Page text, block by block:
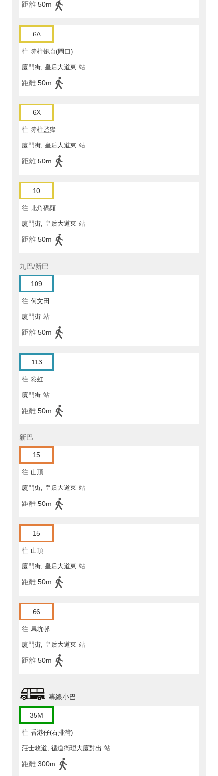
距離 50m
6A
往 赤柱炮台(閘口)
廈門街, 皇后大道東 站
距離 50m
6X
往 赤柱監獄
廈門街, 皇后大道東 站
距離 50m
10
往 北角碼頭
廈門街, 皇后大道東 站
距離 50m
九巴/新巴
109
往 何文田
廈門街 站
距離 50m
113
往 彩虹
廈門街 站
距離 50m
新巴
15
往 山頂
廈門街, 皇后大道東 站
距離 50m
15
往 山頂
廈門街, 皇后大道東 站
距離 50m
66
往 馬坑邨
廈門街, 皇后大道東 站
距離 50m
專線小巴
35M
往 香港仔(石排灣)
莊士敦道, 循道衛理大廈對出 站
距離 300m